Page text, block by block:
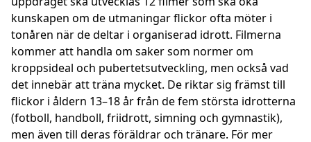
kunskapen om de utmaningar flickor ofta möter i
tonåren när de deltar i organiserad idrott. Filmerna
kommer att handla om saker som normer om
kroppsideal och pubertetsutveckling, men också vad
det innebär att träna mycket. De riktar sig främst till
flickor i åldern 13–18 år från de fem största idrotterna
(fotboll, handboll, friidrott, simning och gymnastik),
men även till deras föräldrar och tränare. För mer